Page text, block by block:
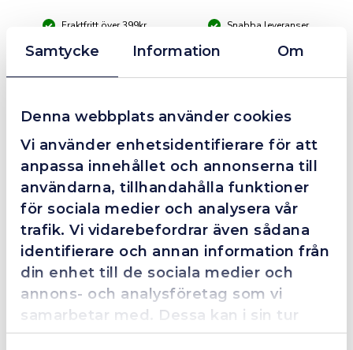
Samtycke Information Om
Denna webbplats använder cookies
Vi använder enhetsidentifierare för att
anpassa innehållet och annonserna till
användarna, tillhandahålla funktioner
för sociala medier och analysera vår
trafik. Vi vidarebefordrar även sådana
identifierare och annan information från
din enhet till de sociala medier och
annons- och analysföretag som vi
samarbetar med. Dessa kan i sin tur
kombinera informationen med annan
HSSE-
Co
mängd
Fraktfritt över 399kr
Snabba leveranser
Företagsfaktura / Klarna / Kortbetalning / Leasing
FM
Fredrik Magnusson
2025-10-02
Grym service!
Dom här grabbarna är definitionen av serviceminded.
Trots en billigare order, som det blev lite strul med,
så agerade dom blixtsnabbt och löste det långt över
förväntan. Hade kontakt med Alexander, som förtjänar
en extra guldstjärna.